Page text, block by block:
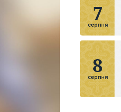
7
серпня
8
серпня